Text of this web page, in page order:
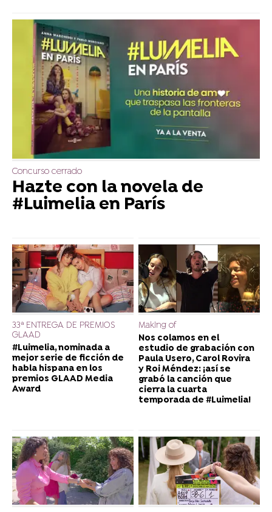
Concurso cerrado
Hazte con la novela de
#Luimelia en París
33ª ENTREGA DE PREMIOS
GLAAD
#Luimelia, nominada a
mejor serie de ficción de
habla hispana en los
premios GLAAD Media
Award
Making of
Nos colamos en el
estudio de grabación con
Paula Usero, Carol Rovira
y Roi Méndez: ¡así se
grabó la canción que
cierra la cuarta
temporada de #Luimelia!